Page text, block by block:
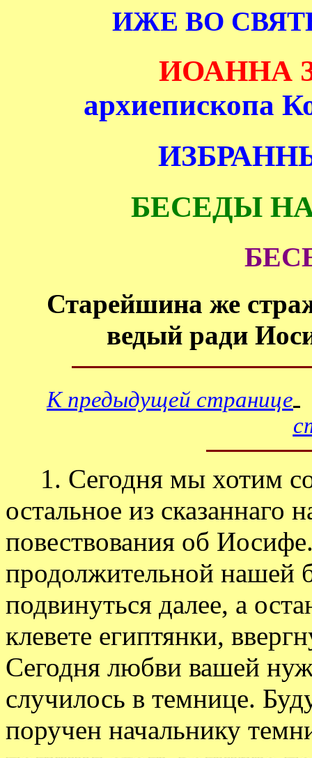
ИЖЕ ВО
ИОАННА
архиепископа
БЕСЕДЫ
Старейшина же
ведый ради
К предыдущей странице
1. Сегодня мы хотим
остальное из сказаннаго
повествования об
продолжительной нашей
подвинуться далее, а
клевете египтянки,
Сегодня любви вашей
случилось в темнице.
поручен начальнику